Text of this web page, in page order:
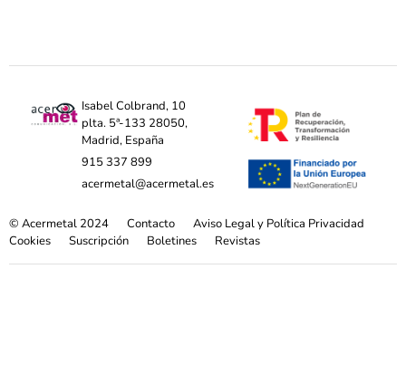
Isabel Colbrand, 10
plta. 5ª-133 28050,
Madrid, España
915 337 899
acermetal@acermetal.es
© Acermetal 2024 Contacto
Aviso Legal y Política Privacidad
Cookies
Suscripción Boletines Revistas